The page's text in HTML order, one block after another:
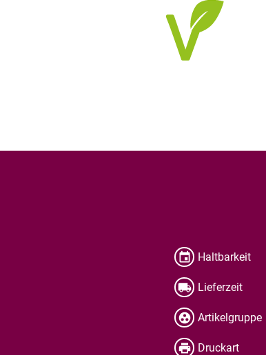
Haltbarkeit
Lieferzeit
Artikelgruppe
Druckart